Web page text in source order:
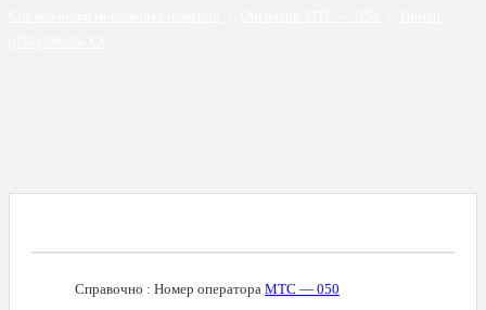
Справочно : Номер оператора МТС — 050